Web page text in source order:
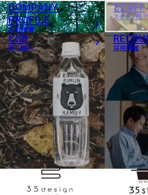
会社概要
COMPANY
PROFILE
スタッフ紹
STAFF
取り組み
CSR
採用情報
OTHER CONTENTS